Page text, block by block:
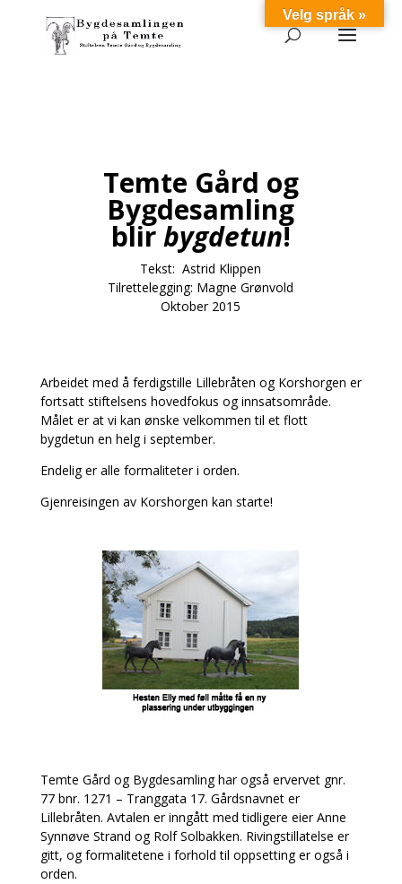
Temte Gård og
Bygdesamling
blirbygdetun!
Tekst: Astrid Klippen
Tilrettelegging: Magne Grønvold
Oktober 2015
Arbeidet med å ferdigstille Lillebråten og Korshorgen er
fortsatt stiftelsens hovedfokus og innsatsområde.
Målet er at vi kan ønske velkommen til et flott
bygdetun en helg i september.
Endelig er alle formaliteter i orden.
Gjenreisingen av Korshorgen kan starte!
Temte Gård og Bygdesamling har også ervervet gnr.
77 bnr. 1271 – Tranggata 17. Gårdsnavnet er
Lillebråten. Avtalen er inngått med tidligere eier Anne
Synnøve Strand og Rolf Solbakken. Rivingstillatelse er
gitt, og formalitetene i forhold til oppsetting er også i
orden.
Velg språk »